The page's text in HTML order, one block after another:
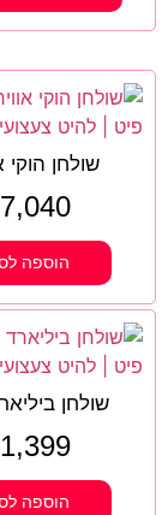
שולחן הוקי
7,040
הוספה
שולחן
1,399
הוספה